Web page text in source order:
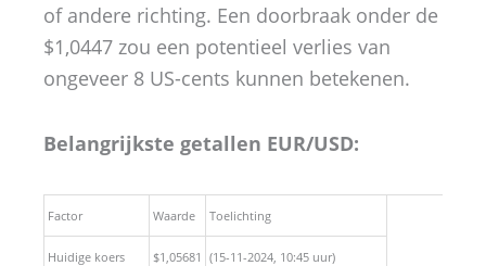
of andere richting. Een doorbraak onder de
$1,0447 zou een potentieel verlies van
ongeveer 8 US-cents kunnen betekenen.
Belangrijkste getallen EUR/USD:
Factor Waarde Toelichting
Huidige koers $1,05681 (15-11-2024, 10:45 uur)